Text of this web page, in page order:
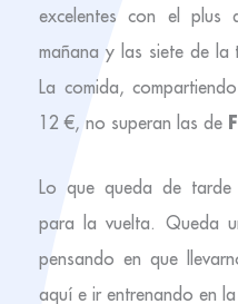
excelentes con el
mañana y las siete de la
La comida,
12 €, no superan las de
Lo que queda de
para la vuelta. Queda
pensando en que
aquí e ir entrenando en